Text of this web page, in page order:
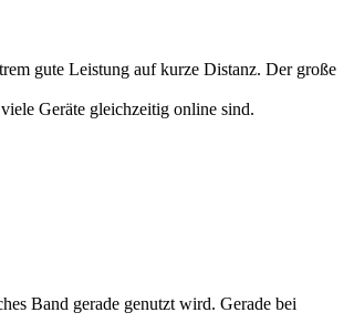
gute Leistung auf kurze Distanz. Der große
Geräte gleichzeitig online sind.
Band gerade genutzt wird. Gerade bei